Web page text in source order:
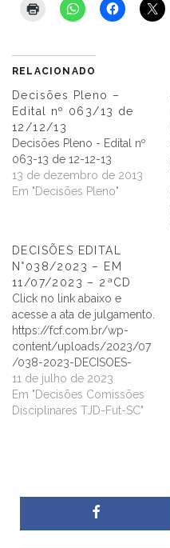
RELACIONADO
Decisões Pleno –
Edital nº 063/13 de
12/12/13
Decisões Pleno - Edital nº
063-13 de 12-12-13
13 de dezembro de 2013
Em "Decisões Pleno"
DECISÕES EDITAL
N°038/2023 – EM
11/07/2023 – 2ªCD
Click no link abaixo e
acesse a ata de julgamento.
https://fcf.com.br/wp-
content/uploads/2023/07
/038-2023-DECISOES-
2aCD.pdf
11 de julho de 2023
Em "Decisões Comissões
Disciplinares TJD-Fut-SC"